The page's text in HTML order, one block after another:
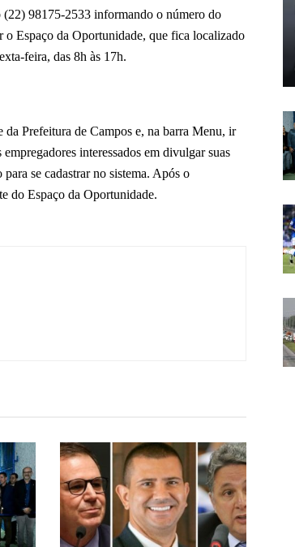
(22) 98175-2533 informando o número do
o Espaço da Oportunidade, que fica localizado
feira, das 8h às 17h.
da Prefeitura de Campos e, na barra Menu, ir
interessados em divulgar suas
se cadastrar no sistema. Após o
do Espaço da Oportunidade.